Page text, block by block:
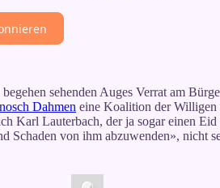
sehenden Auges Verrat am
Dahmen eine Koalition der Willigen
Karl Lauterbach, der ja sogar einen
Schaden von ihm abzuwenden»,